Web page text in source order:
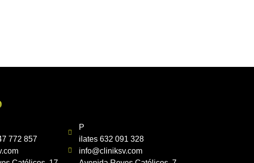
772 857
P
ilates 632 091 328
info@cliniksv.com